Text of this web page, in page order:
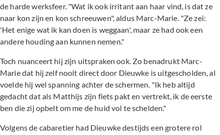
de harde werksfeer. "Wat ik ook irritant aan haar vind, is dat ze
naar kon zijn en kon schreeuwen", aldus Marc-Marie. "Ze zei:
'Het enige wat ik kan doen is weggaan', maar ze had ook een
andere houding aan kunnen nemen."
Toch nuanceert hij zijn uitspraken ook. Zo benadrukt Marc-
Marie dat hij zelf nooit direct door Dieuwke is uitgescholden, al
voelde hij wel spanning achter de schermen. "Ik heb altijd
gedacht dat als Matthijs zijn fiets pakt en vertrekt, ik de eerste
ben die zij opbelt om me de huid vol te schelden."
Volgens de cabaretier had Dieuwke destijds een grotere rol